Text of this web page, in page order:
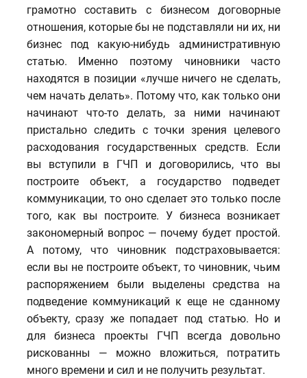
грамотно составить с бизнесом договорные
отношения, которые бы не подставляли ни их, ни
бизнес под какую-нибудь административную
статью. Именно поэтому чиновники часто
находятся в позиции «лучше ничего не сделать,
чем начать делать». Потому что, как только они
начинают что-то делать, за ними начинают
пристально следить с точки зрения целевого
расходования государственных средств. Если
вы вступили в ГЧП и договорились, что вы
построите объект, а государство подведет
коммуникации, то оно сделает это только после
того, как вы построите. У бизнеса возникает
закономерный вопрос — почему будет простой.
А потому, что чиновник подстраховывается:
если вы не построите объект, то чиновник, чьим
распоряжением были выделены средства на
подведение коммуникаций к еще не сданному
объекту, сразу же попадает под статью. Но и
для бизнеса проекты ГЧП всегда довольно
рискованны — можно вложиться, потратить
много времени и сил и не получить результат.